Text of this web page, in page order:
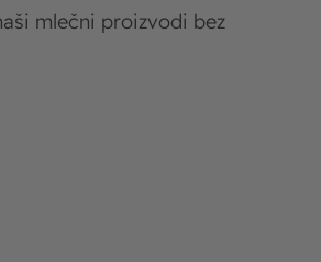
mlečni proizvodi bez